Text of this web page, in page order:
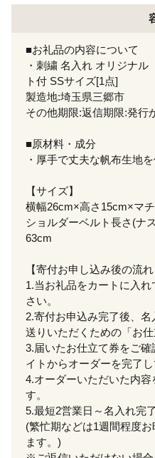
■お礼品の内容について
・刺繍 名入れ オリジナ
ト付 SSサイズ[1点]
製造地:埼玉県三郷市
その他期限:返信期限:発行
■原材料・成分
・厚手で丈夫な帆布生地
【サイズ】
横幅26cm×高さ15cm×マ
ショルダーベルト長さ(ナ
63cm
【寄付お申し込み後の流れ
1.当お礼品をカートに入
さい。
2.寄付お申込み完了後、
送りいただくための「お
3.届いたお仕立て券をご
イトからオーダーを完了し
4.オーダーいただいた内
す。
5.最短2営業日～名入れ完
(繁忙期などは1週間程度
ます。)